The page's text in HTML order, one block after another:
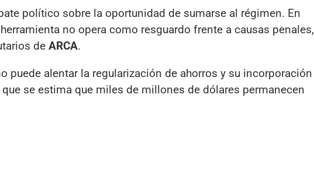
político sobre la oportunidad de sumarse al régimen. En
no opera como resguardo frente a causas penales,
de ARCA.
puede alentar la regularización de ahorros y su incorporación
se estima que miles de millones de dólares permanecen